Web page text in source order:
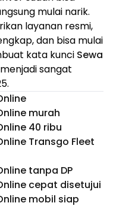
mulai narik.
layanan resmi,
dan bisa mulai
kata kunci Sewa
menjadi sangat
murah
40 ribu
Transgo Fleet
tanpa DP
cepat disetujui
mobil siap